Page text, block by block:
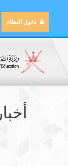
دخول النظام